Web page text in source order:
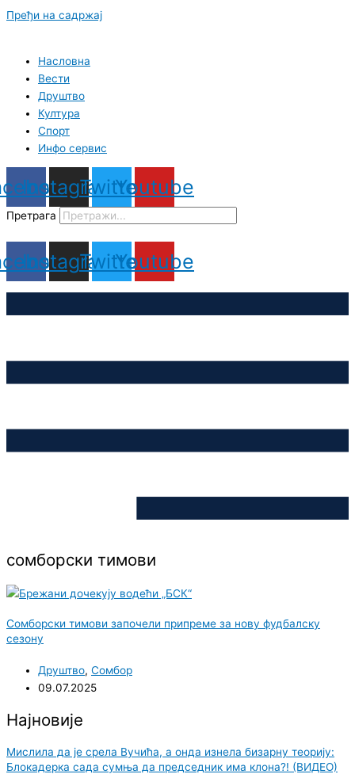
Пређи на садржај
Насловна
Вести
Друштво
Култура
Спорт
Инфо сервис
Instagram
TwitterYoutube
Претрага
Instagram
TwitterYoutube
сомборски тимови
Сомборски тимови започели припреме за нову фудбалску
сезону
Друштво, Сомбор
09.07.2025
Најновије
Мислила да је срела Вучића, а онда изнела бизарну теорију:
Блокадерка сада сумња да председник има клона?! (ВИДЕО)